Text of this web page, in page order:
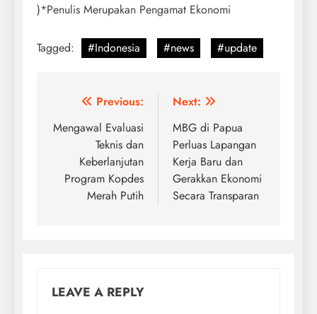
)*Penulis Merupakan Pengamat Ekonomi
Tagged: #Indonesia #news #update
Post
navigation
Previous:
Mengawal Evaluasi
Teknis dan
Keberlanjutan
Program Kopdes
Merah Putih
Next:
MBG di Papua
Perluas Lapangan
Kerja Baru dan
Gerakkan Ekonomi
Secara Transparan
LEAVE A REPLY